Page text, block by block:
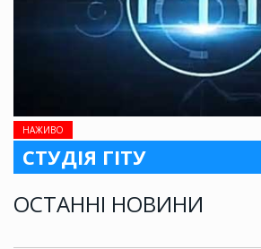
НАЖИВО
СТУДІЯ ГІТУ
ОСТАННІ НОВИНИ